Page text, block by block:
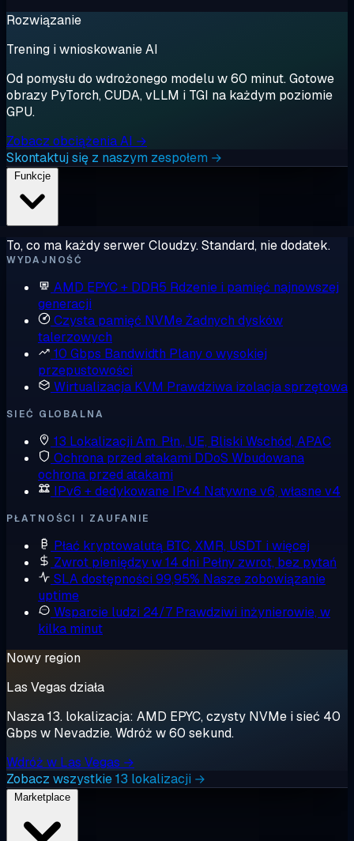
Rozwiązanie
Trening i wnioskowanie AI
Od pomysłu do wdrożonego modelu w 60 minut. Gotowe
obrazy PyTorch, CUDA, vLLM i TGI na każdym poziomie
GPU.
Zobacz obciążenia AI →
Skontaktuj się z naszym zespołem →
To, co ma każdy serwer Cloudzy. Standard, nie dodatek.
WYDAJNOŚĆ
AMD EPYC + DDR5 Rdzenie i pamięć najnowszej
generacji
Czysta pamięć NVMeŻadnych dysków
talerzowych
10 Gbps Bandwidth Plany o wysokiej
przepustowości
Wirtualizacja KVM Prawdziwa izolacja sprzętowa
SIEĆ GLOBALNA
13 Lokalizacji Am. Płn., UE, Bliski Wschód, APAC
Ochrona przed atakami DDoS Wbudowana
ochrona przed atakami
IPv6 + dedykowane IPv4 Natywne v6, własne v4
PŁATNOŚCI I ZAUFANIE
Płać kryptowalutą BTC, XMR, USDT i więcej
Zwrot pieniędzy w 14 dni Pełny zwrot, bez pytań
SLA dostępności 99,95% Nasze zobowiązanie
uptime
Wsparcie ludzi 24/7 Prawdziwi inżynierowie, w
kilka minut
Nowy region
Las Vegas działa
Nasza 13. lokalizacja: AMD EPYC, czysty NVMe i sieć 40
Gbps w Nevadzie. Wdróż w 60 sekund.
Wdróż w Las Vegas →
Zobacz wszystkie 13 lokalizacji →